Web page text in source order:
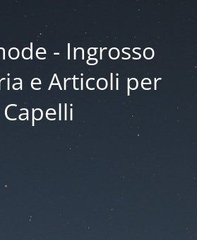
- Ingrosso
e Articoli per
Capelli